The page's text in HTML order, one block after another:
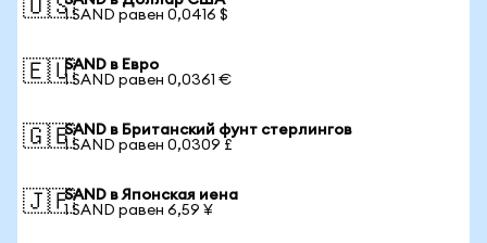
🇺🇸1 SAND равен 0,0416 $
🇪🇺SAND в Евро
1 SAND равен 0,0361 €
🇬🇧SAND в Британский фунт стерлингов
1 SAND равен 0,0309 £
🇯🇵SAND в Японская иена
1 SAND равен 6,59 ¥